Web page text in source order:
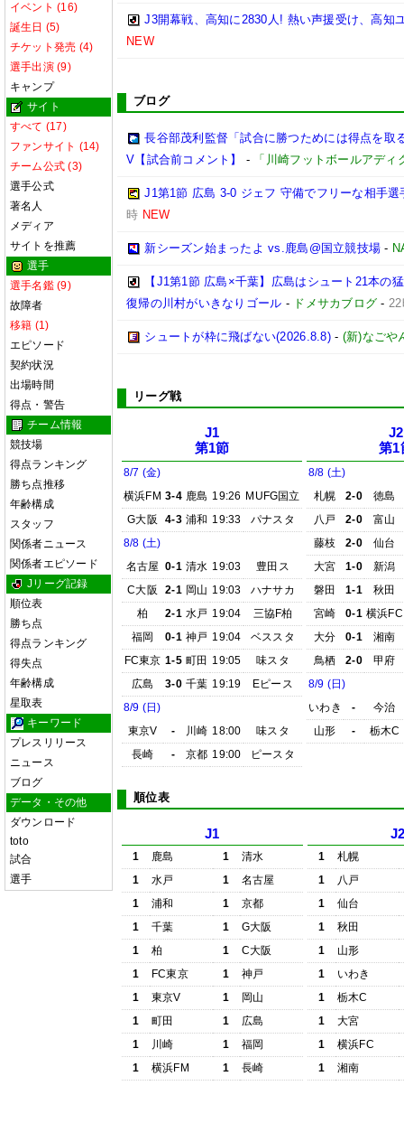
イベント (16)
誕生日 (5)
チケット発売 (4)
選手出演 (9)
キャンプ
サイト
すべて (17)
ファンサイト (14)
チーム公式 (3)
選手公式
著名人
メディア
サイトを推薦
選手
選手名鑑 (9)
故障者
移籍 (1)
エピソード
契約状況
出場時間
得点・警告
チーム情報
競技場
得点ランキング
勝ち点推移
年齢構成
スタッフ
関係者ニュース
関係者エピソード
Jリーグ記録
順位表
勝ち点
得点ランキング
得失点
年齢構成
星取表
キーワード
プレスリリース
ニュース
ブログ
データ・その他
ダウンロード
toto
試合
選手
J3開幕戦、高知に2830人! 熱い声援受け、高知
NEW
ブログ
長谷部茂利監督「試合に勝つためには得点を
V【試合前コメント】
- 「川崎フットボールアディ
J1第1節 広島 3-0 ジェフ 守備でフリーな相手
時 NEW
新シーズン始まったよ vs.鹿島@国立競技場 -
【J1第1節 広島×千葉】広島はシュート21本の
復帰の川村がいきなりゴール - ドメサカブログ - 22
シュートが枠に飛ばない(2026.8.8)- (新)なごや
リーグ戦
J1
第1節
8/7 (金)
横浜FM 3-4 鹿島 19:26 MUFG国立
G大阪
4-3 浦和 19:33
パナスタ
8/8 (土)
名古屋 0-1 清水 19:03
豊田ス
C大阪
2-1 岡山 19:03
ハナサカ
柏
2-1 水戸 19:04
三協F柏
福岡
0-1 神戸 19:04
ベススタ
FC東京 1-5 町田 19:05
味スタ
広島
3-0 千葉 19:19
Eピース
8/9 (日)
東京V
- 川崎 18:00
味スタ
長崎
- 京都 19:00 ピースタ
J2
第1
8/8 (土)
札幌
2-0
徳島
八戸
2-0
富山
藤枝
2-0
仙台
大宮
1-0
新潟
磐田
1-1
秋田
宮崎
0-1 横浜FC
大分
0-1
湘南
鳥栖
2-0
甲府
8/9 (日)
いわき
-
今治
山形
- 栃木C
順位表
J1
1 鹿島 1
清水
1
水戸 1
名古屋
1
浦和 1
京都
1
千葉 1
G大阪
1
柏 1
C大阪
1
FC東京 1
神戸
1
東京V 1
岡山
1
町田 1
広島
1
川崎 1
福岡
1
横浜FM 1 長崎
1
札幌
1
八戸
1
仙台
1
秋田
1
山形
1
いわき
1
栃木C
1
大宮
1
横浜FC
1
湘南